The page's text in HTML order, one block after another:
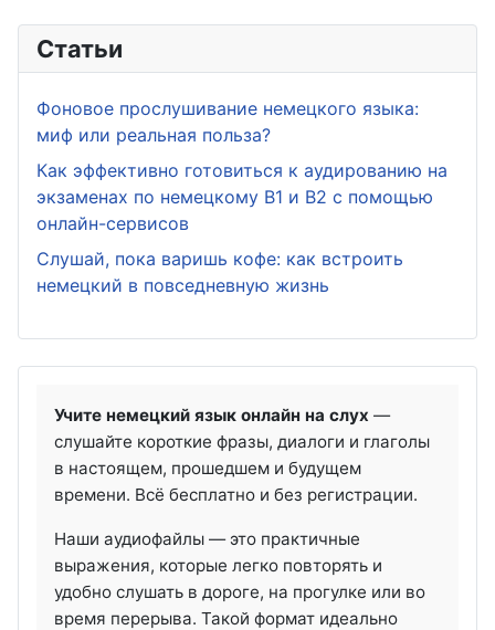
Статьи
Фоновое прослушивание немецкого языка:
миф или реальная польза?
Как эффективно готовиться к аудированию на
экзаменах по немецкому B1 и B2 с помощью
онлайн-сервисов
Слушай, пока варишь кофе: как встроить
немецкий в повседневную жизнь
Учите немецкий язык онлайн на слух —
слушайте короткие фразы, диалоги и глаголы
в настоящем, прошедшем и будущем
времени. Всё бесплатно и без регистрации.
Наши аудиофайлы — это практичные
выражения, которые легко повторять и
удобно слушать в дороге, на прогулке или во
время перерыва. Такой формат идеально